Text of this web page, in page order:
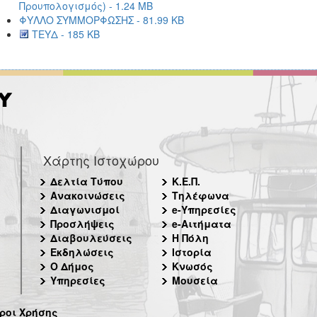
Προυπολογισμός) - 1.24 MB
ΦΥΛΛΟ ΣΥΜΜΟΡΦΩΣΗΣ - 81.99 KB
ΤΕΥΔ - 185 KB
Χάρτης Ιστοχώρου
Δελτία Τύπου
Ανακοινώσεις
Διαγωνισμοί
Προσλήψεις
Διαβουλεύσεις
Εκδηλώσεις
Ο Δήμος
Υπηρεσίες
Κ.Ε.Π.
Τηλέφωνα
e-Υπηρεσίες
e-Αιτήματα
Η Πόλη
Ιστορία
Κνωσός
Μουσεία
Χρήσης